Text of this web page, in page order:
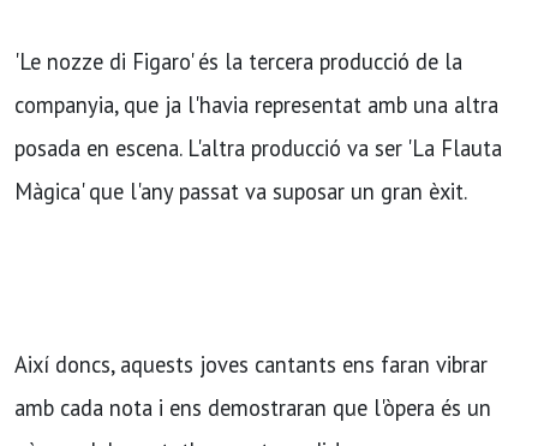
'Le nozze di Figaro' és la tercera producció de la
companyia, que ja l'havia representat amb una altra
posada en escena. L'altra producció va ser 'La Flauta
Màgica' que l'any passat va suposar un gran èxit.
Així doncs, aquests joves cantants ens faran vibrar
amb cada nota i ens demostraran que l'òpera és un